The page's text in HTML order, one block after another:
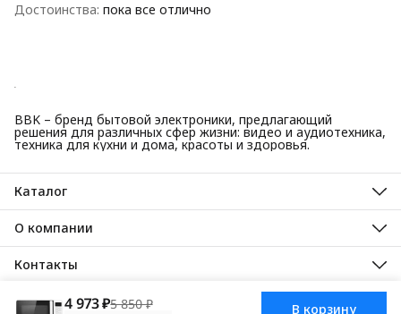
Достоинства: пока все отлично
4 973 ₽5 850 ₽ В корзину
BBK – бренд бытовой электроники, предлагающий
решения для различных сфер жизни: видео и аудиотехника,
техника для кухни и дома, красоты и здоровья.
Каталог
Красота и здоровье
Техника для кухни
Техника для дома
ТВ, аудио, видео
О компании
О нас
Гарантийные обязательства
Контакты
125445, город Москва, Ленинградское шоссе, дом 65, стр. 3
Телефон
АО Торговый дом ББК, 2025 ОплатаПравила